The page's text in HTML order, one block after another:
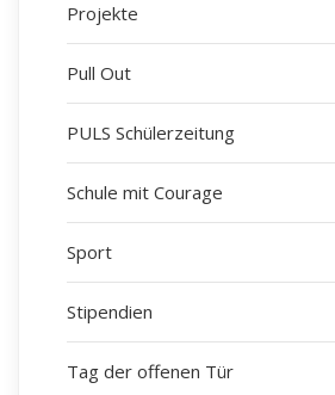
Projekte
Pull Out
PULS Schülerzeitung
Schule mit Courage
Sport
Stipendien
Tag der offenen Tür